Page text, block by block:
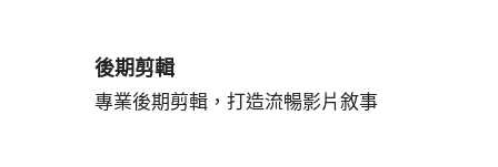
後期剪輯
專業後期剪輯，打造流暢影片敘事